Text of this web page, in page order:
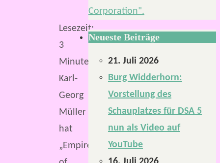
Lesezeit:
3
Minuten
Karl-
Georg
Müller
hat
„Empires
Neueste Beiträge
21. Juli 2026
Burg Widderhorn:
Vorstellung des
Schauplatzes für DSA 5
nun als Video auf
YouTube